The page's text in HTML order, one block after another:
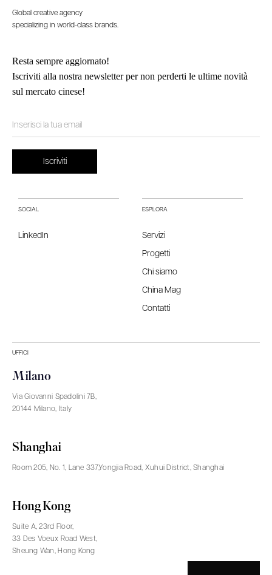
Global creative agency
specializing in world-class brands.
Resta sempre aggiornato!
Iscriviti alla nostra newsletter per non perderti le ultime novità
sul mercato cinese!
SOCIAL
LinkedIn
ESPLORA
Servizi
Progetti
Chi siamo
China Mag
Contatti
UFFICI
Milano
Via Giovanni Spadolini 7B,
20144 Milano, Italy
Shanghai
Room 205, No. 1, Lane 337,Yongjia Road, Xuhui District, Shanghai
Hong Kong
Suite A, 23rd Floor,
33 Des Voeux Road West,
Sheung Wan, Hong Kong